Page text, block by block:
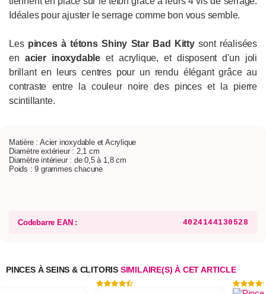
Idéales pour ajuster le serrage comme bon vous semble.
Lespinces à tétonsShiny StarBad Kittysont réalisées
en acier inoxydable et acrylique, et disposent d'un joli
brillant en leurs centres pour un rendu élégant grâce au
contraste entre la couleur noire des pinces et la pierre
scintillante.
Matière : Acier inoxydable et Acrylique
Diamètre extérieur : 2,1 cm
Diamètre intérieur : de 0,5 à 1,8 cm
Poids : 9 grammes chacune
Codebarre EAN : 4024144130528
PINCES À SEINS & CLITORIS SIMILAIRE(S) À CET ARTICLE